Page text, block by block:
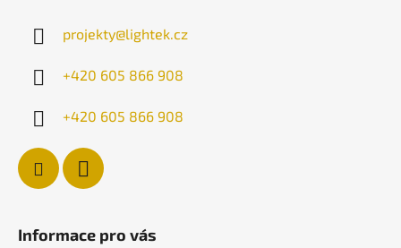
projekty@lightek.cz
+420 605 866 908
+420 605 866 908
Informace pro vás